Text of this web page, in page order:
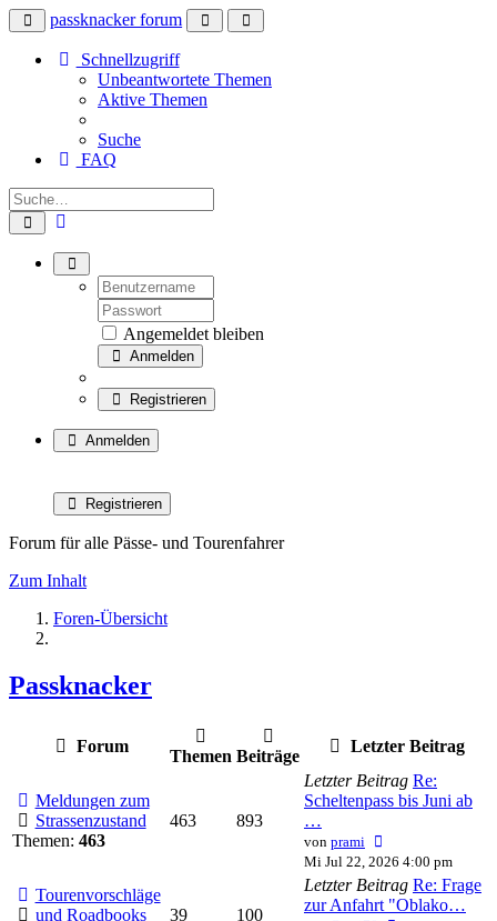
passknacker forum
Schnellzugriff
Unbeantwortete Themen
Aktive Themen
Suche
FAQ
Angemeldet bleiben
Anmelden
Registrieren
Anmelden
Registrieren
Forum für alle Pässe- und Tourenfahrer
Zum Inhalt
Foren-Übersicht
Passknacker
Forum
Themen Beiträge
Letzter Beitrag
Meldungen zum
Strassenzustand
Themen: 463
463 893
Letzter Beitrag Re:
Scheltenpass bis Juni ab
…
von prami
Beitrag
Mi Jul 22, 2026 4:00 pm
Tourenvorschläge
und Roadbooks
39 100
Letzter Beitrag Re: Frage
zur Anfahrt "Oblako…